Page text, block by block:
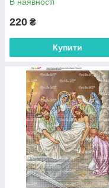
220 ₴
Купити